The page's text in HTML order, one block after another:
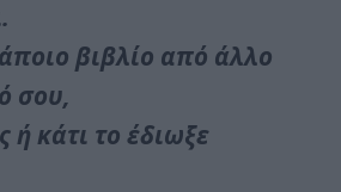
βιβλίο από άλλο
σου,
ή κάτι το έδιωξε